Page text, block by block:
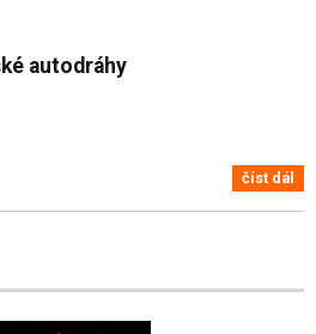
autodráhy
číst dál